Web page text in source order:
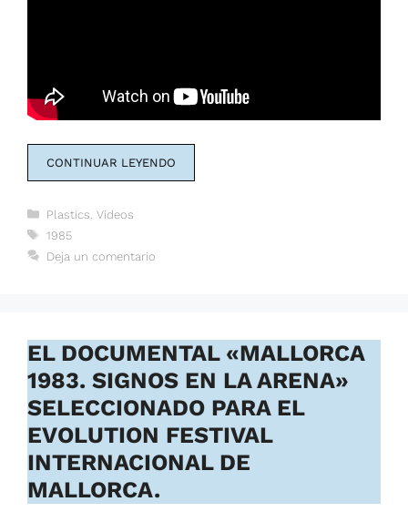
CONTINUAR LEYENDO
Categorías
Plastics Videos
Etiquetas
1985
Deja un comentario
EL DOCUMENTAL «MALLORCA
1983. SIGNOS EN LA ARENA»
SELECCIONADO PARA EL
EVOLUTION FESTIVAL
INTERNACIONAL DE
MALLORCA.